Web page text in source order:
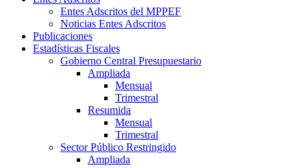
Entes Adscritos del MPPEF
Noticias Entes Adscritos
Publicaciones
Estadísticas Fiscales
Gobierno Central Presupuestario
Ampliada
Mensual
Trimestral
Resumida
Mensual
Trimestral
Sector Público Restringido
Ampliada